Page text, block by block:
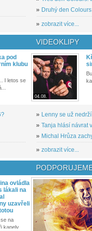
» Druhý den
» zobrazit více...
pod
klubu
I letos se
VIDEOKLIPY
04.08.
» Lenny se už
» Tanja hlásí návrat
» Michal Hrůza
» zobrazit více...
ovládla
lákali na
uzavřeli
na